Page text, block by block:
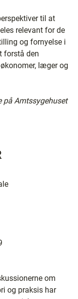
til at
relevant for de
og fornyelse i
forstå den
læger og
på Amtssygehuset
om
og praksis har